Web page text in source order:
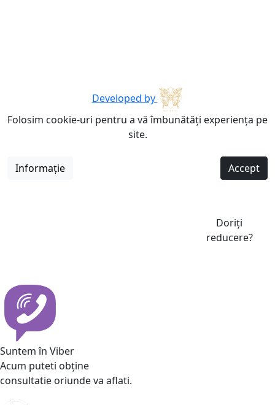
Developed by
Folosim cookie-uri pentru a vă îmbunătăți experiența pe
site.
Informație Accept
Doriți
reducere?
Suntem în Viber
Acum puteti obține
consultatie oriunde va aflati.